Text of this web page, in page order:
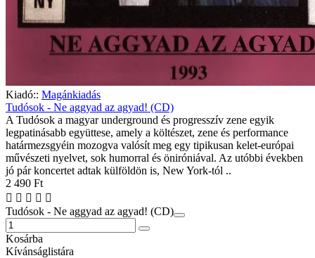
Kiadó:: Magánkiadás
Tudósok - Ne aggyad az agyad! (CD)
A Tudósok a magyar underground és progresszív zene egyik
legpatinásabb együttese, amely a költészet, zene és performance
határmezsgyéin mozogva valósít meg egy tipikusan kelet-európai
művészeti nyelvet, sok humorral és öniróniával. Az utóbbi években
jó pár koncertet adtak külföldön is, New York-tól ..
2 490 Ft
Tudósok - Ne aggyad az agyad! (CD)
Kosárba
Kívánságlistára